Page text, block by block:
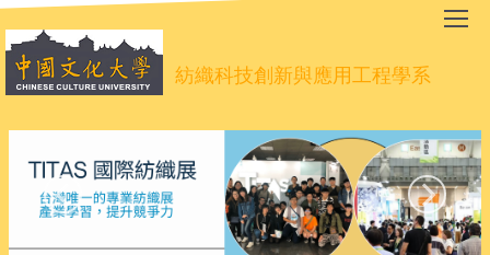
到
主
要
紡織科技創新與應用工程學系